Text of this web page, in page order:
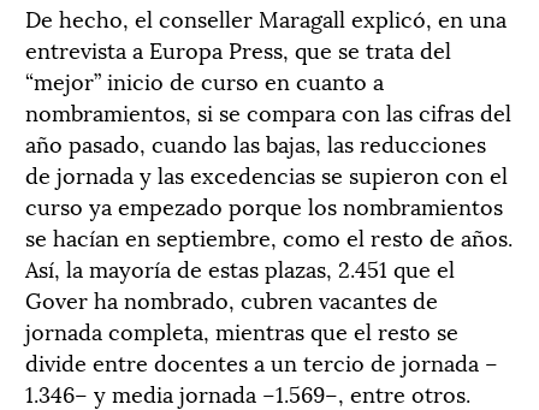
De hecho, el conseller Maragall explicó, en una
entrevista a Europa Press, que se trata del
“mejor” inicio de curso en cuanto a
nombramientos, si se compara con las cifras del
año pasado, cuando las bajas, las reducciones
de jornada y las excedencias se supieron con el
curso ya empezado porque los nombramientos
se hacían en septiembre, como el resto de años.
Así, la mayoría de estas plazas, 2.451 que el
Gover ha nombrado, cubren vacantes de
jornada completa, mientras que el resto se
divide entre docentes a un tercio de jornada –
1.346– y media jornada –1.569–, entre otros.